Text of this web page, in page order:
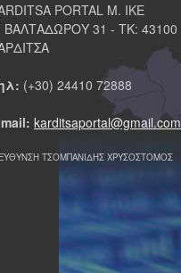
PORTAL Μ. ΙΚΕ
ΒΑΛΤΑΔΩΡΟΥ 31 - ΤΚ: 43100
(+30) 24410 72888
karditsaportal@gmail.com
ΤΣΟΜΠΑΝΙΔΗΣ ΧΡΥΣΟΣΤΟΜΟΣ